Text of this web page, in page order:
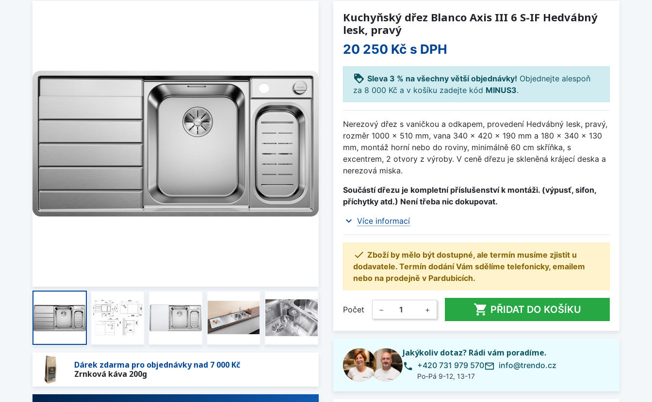
Dárek zdarma pro objednávky nad 7 000 Kč
Zrnková káva 200g
Kuchyňský dřez Blanco Axis III 6 S-IF Hedvábný
lesk, pravý
20 250 Kč s DPH
loyalty Sleva 3 % na všechny větší objednávky! Objednejte alespoň
za 8 000 Kč a v košíku zadejte kód MINUS3.
Nerezový dřez s vaničkou a odkapem, provedení Hedvábný lesk, pravý,
rozměr 1000 x 510 mm, vana 340 x 420 x 190 mm a 180 x 340 x 130
mm, montáž horní nebo do roviny, minimálně 60 cm skříňka, s
excentrem, 2 otvory z výroby. V ceně dřezu je skleněná krájecí deska a
nerezová miska.
Součástí dřezu je kompletní příslušenství k montáži. (výpusť, sifon,
příchytky atd.) Není třeba nic dokupovat.
expand_more Více informací
 Zboží by mělo být dostupné, ale termín musíme zjistit u
dodavatele. Termín dodání Vám sdělíme telefonicky, emailem
nebo na prodejně v Pardubicích.
Počet − +  PŘIDAT DO KOŠÍKU
Jakýkoliv dotaz? Rádi vám poradíme.
phone +420 731 979 570
Po-Pá 9-12, 13-17
mail_outline info@trendo.cz